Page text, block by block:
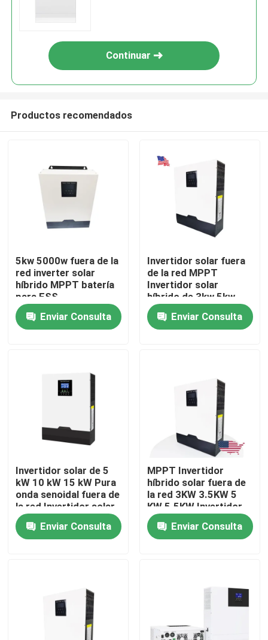
Inicio
Productos
Sobre nosotros
Visita a la fábrica
Control de Calidad
Contacto
Todos los casos
Batería de la ión de litio LiFePO4
Continuar
Productos recomendados
5kw 5000w fuera de la
red inverter solar
híbrido MPPT batería
para ESS
Enviar Consulta
Invertidor solar fuera
de la red MPPT
Invertidor solar
híbrido de 3kw 5kw
Enviar Consulta
Invertidor solar de 5
kW 10 kW 15 kW Pura
onda senoidal fuera de
la red Invertidor solar
híbrido de 3 fases
Enviar Consulta
MPPT Invertidor
híbrido solar fuera de
la red 3KW 3.5KW 5
KW 5.5KW Invertidor
solar
Enviar Consulta